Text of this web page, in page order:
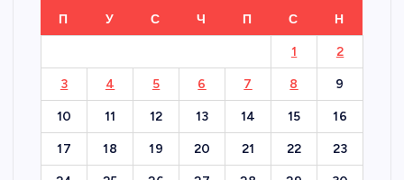
П У С Ч П С Н
1 2
3 4 5 6 7 8 9
10 11 12 13 14 15 16
17 18 19 20 21 22 23